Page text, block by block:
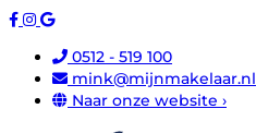
0512 - 519 100
mink@mijnmakelaar.nl
Naar onze website ›